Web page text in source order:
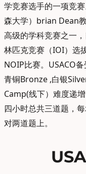
学竞赛选手的一项竞
森大学）brian Dean
高级的学科竞赛之一
林匹克竞赛（IOI）选
NOIP比赛。USACO
青铜Bronze ,白银
Camp(线下）难度递
四小时总共三道题，
对两道题上。